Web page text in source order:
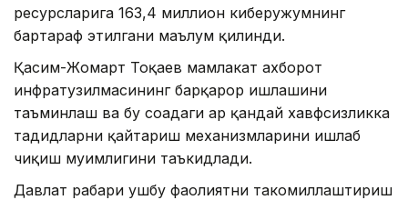
ресурсларига 163,4 миллион киберҳужумнинг
бартараф этилгани маълум қилинди.
Қасим-Жомарт Тоқаев мамлакат ахборот
инфратузилмасининг барқарор ишлашини
таъминлаш ва бу соҳадаги ҳар қандай хавфсизликка
таҳдидларни қайтариш механизмларини ишлаб
чиқиш муҳимлигини таъкидлади.
Давлат раҳбари ушбу фаолиятни такомиллаштириш